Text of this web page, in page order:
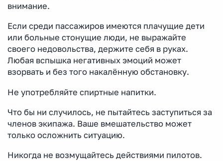
внимание.
Если среди пассажиров имеются плачущие дети
или больные стонущие люди, не выражайте
своего недовольства, держите себя в руках.
Любая вспышка негативных эмоций может
взорвать и без того накалённую обстановку.
Не употребляйте спиртные напитки.
Что бы ни случилось, не пытайтесь заступиться за
членов экипажа. Ваше вмешательство может
только осложнить ситуацию.
Никогда не возмущайтесь действиями пилотов.